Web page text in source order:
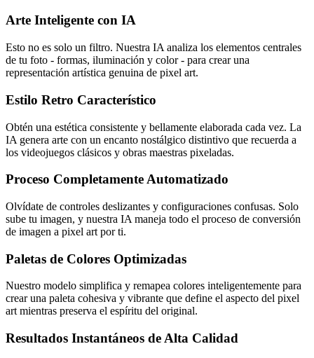
Arte Inteligente con IA
Esto no es solo un filtro. Nuestra IA analiza los elementos centrales
de tu foto - formas, iluminación y color - para crear una
representación artística genuina de pixel art.
Estilo Retro Característico
Obtén una estética consistente y bellamente elaborada cada vez. La
IA genera arte con un encanto nostálgico distintivo que recuerda a
los videojuegos clásicos y obras maestras pixeladas.
Proceso Completamente Automatizado
Olvídate de controles deslizantes y configuraciones confusas. Solo
sube tu imagen, y nuestra IA maneja todo el proceso de conversión
de imagen a pixel art por ti.
Paletas de Colores Optimizadas
Nuestro modelo simplifica y remapea colores inteligentemente para
crear una paleta cohesiva y vibrante que define el aspecto del pixel
art mientras preserva el espíritu del original.
Resultados Instantáneos de Alta Calidad